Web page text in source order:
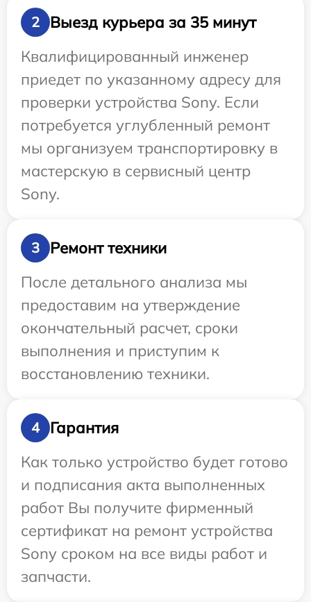
2
Выезд курьера за 35 минут
Квалифицированный инженер
приедет по указанному адресу для
проверки устройства Sony. Если
потребуется углубленный ремонт
мы организуем транспортировку в
мастерскую в сервисный центр
Sony.
3
Ремонт техники
После детального анализа мы
предоставим на утверждение
окончательный расчет, сроки
выполнения и приступим к
восстановлению техники.
4
Гарантия
Как только устройство будет готово
и подписания акта выполненных
работ Вы получите фирменный
сертификат на ремонт устройства
Sony сроком на все виды работ и
запчасти.